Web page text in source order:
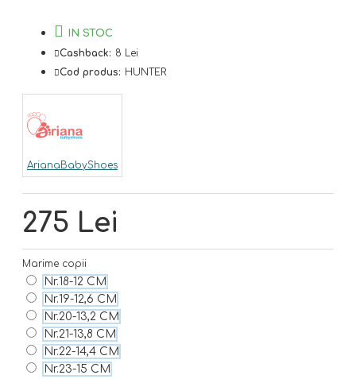
275 Lei
IN STOC
Cashback: 8 Lei
Cod produs: HUNTER
ArianaBabyShoes
Marime copii
Nr.18-12 CM
Nr.19-12,6 CM
Nr.20-13,2 CM
Nr.21-13,8 CM
Nr.22-14,4 CM
Nr.23-15 CM